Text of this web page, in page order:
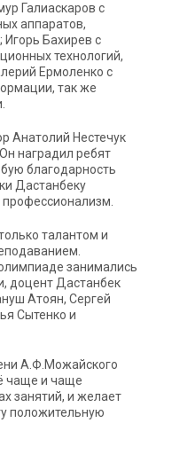
Галиаскаров с
аппаратов,
Бахирев с
технологий,
Ермоленко с
так же
Анатолий Нестечук
наградил ребят
благодарность
Дастанбеку
талантом и
занимались
доцент Дастанбек
Атоян, Сергей
Сытенко и
А.Ф.Можайского
чаще и чаще
занятий, и желает
положительную